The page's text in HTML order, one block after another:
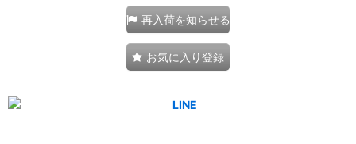
再入荷を知らせる
お気に入り登録